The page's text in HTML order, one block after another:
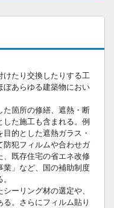
けたり交換したりする工
ぼあらゆる建築物におい
た箇所の修繕、遮熱・断
た施工も含まれる。例
的とした遮熱ガラス・
防犯フィルムや合わせガ
、既存住宅の省エネ改修
業」など、国の補助制度
ーリング材の選定や、
。さらにフィルム貼り